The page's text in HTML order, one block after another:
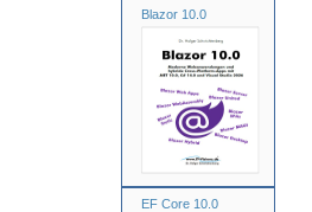
Blazor 10.0
EF Core 10.0